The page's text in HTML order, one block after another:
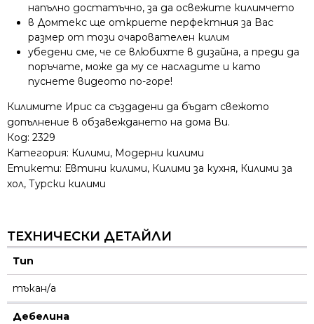
напълно достатъчно, за да освежите килимчето
в Домтекс ще откриете перфектния за Вас
размер от този очарователен килим
убедени сме, че се влюбихте в дизайна, а преди да
поръчате, може да му се насладите и като
пуснете видеото по-горе!
Килимите Ирис са създадени да бъдат свежото
допълнение в обзавеждането на дома Ви.
Код: 2329
Категория: Килими, Модерни килими
Етикети: Евтини килими, Килими за кухня, Килими за
хол, Турски килими
ТЕХНИЧЕСКИ ДЕТАЙЛИ
Тип
тъкан/а
Дебелина